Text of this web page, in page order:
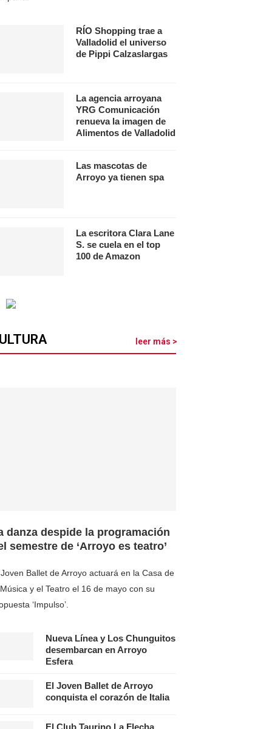
RÍO Shopping trae a
Valladolid el universo
de Pippi Calzaslargas
La agencia arroyana
YRG Comunicación
renueva la imagen de
Alimentos de Valladolid
Las mascotas de
Arroyo ya tienen spa
La escritora Clara Lane
S. se cuela en el top
100 de Amazon
leer más >
danza despide la programación
semestre de ‘Arroyo es teatro’
Ballet de Arroyo actuará en la Casa de
y el Teatro el 16 de mayo con su
‘Impulso’.
Nueva Línea y Los Chunguitos
desembarcan en Arroyo
Esfera
El Joven Ballet de Arroyo
conquista el corazón de Italia
El Club Taurino La Flecha